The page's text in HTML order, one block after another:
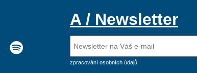
A / Newsletter
zpracování osobních údajů